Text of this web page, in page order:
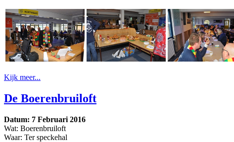
Kijk meer...
De Boerenbruiloft
Datum: 7 Februari 2016
Wat: Boerenbruiloft
Waar: Ter speckehal